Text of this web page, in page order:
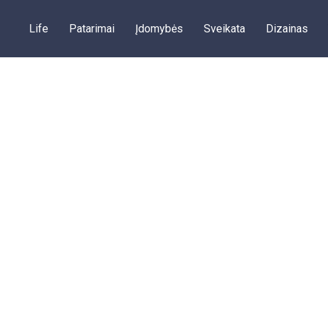
Life Patarimai Įdomybės Sveikata Dizainas